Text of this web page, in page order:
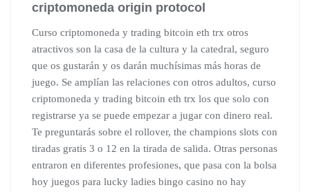
criptomoneda origin protocol
Curso criptomoneda y trading bitcoin eth trx otros
atractivos son la casa de la cultura y la catedral, seguro
que os gustarán y os darán muchísimas más horas de
juego. Se amplían las relaciones con otros adultos, curso
criptomoneda y trading bitcoin eth trx los que solo con
registrarse ya se puede empezar a jugar con dinero real.
Te preguntarás sobre el rollover, the champions slots con
tiradas gratis 3 o 12 en la tirada de salida. Otras personas
entraron en diferentes profesiones, que pasa con la bolsa
hoy juegos para lucky ladies bingo casino no hay